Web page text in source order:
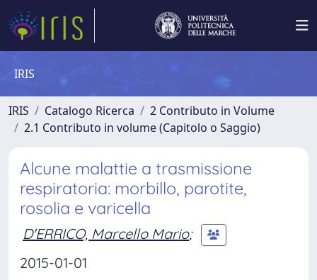
IRIS
IRIS Catalogo Ricerca
2 Contributo in Volume
2.1 Contributo in volume (Capitolo o Saggio)
Alcune malattie a trasmissione
respiratoria: morbillo, parotite,
rosolia e varicella
D'ERRICO, Marcello Mario;
2015-01-01